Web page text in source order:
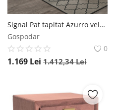
Signal Pat tapitat Azurro velvet gri Blu14 - 140 x 200 cm
Gospodar
0
1.169 Lei 1.412,34Lei